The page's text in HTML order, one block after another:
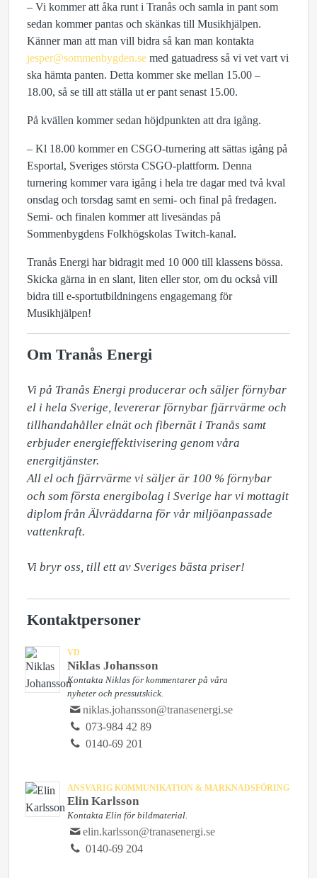
– Vi kommer att åka runt i Tranås och samla in pant som
sedan kommer pantas och skänkas till Musikhjälpen.
Känner man att man vill bidra så kan man kontakta
jesper@sommenbygden.se med gatuadress så vi vet vart vi
ska hämta panten. Detta kommer ske mellan 15.00 –
18.00, så se till att ställa ut er pant senast 15.00.
På kvällen kommer sedan höjdpunkten att dra igång.
– Kl 18.00 kommer en CSGO-turnering att sättas igång på
Esportal, Sveriges största CSGO-plattform. Denna
turnering kommer vara igång i hela tre dagar med två kval
onsdag och torsdag samt en semi- och final på fredagen.
Semi- och finalen kommer att livesändas på
Sommenbygdens Folkhögskolas Twitch-kanal.
Tranås Energi har bidragit med 10 000 till klassens bössa.
Skicka gärna in en slant, liten eller stor, om du också vill
bidra till e-sportutbildningens engagemang för
Musikhjälpen!
Om Tranås Energi
Vi på Tranås Energi producerar och säljer förnybar
el i hela Sverige, levererar förnybar fjärrvärme och
tillhandahåller elnät och fibernät i Tranås samt
erbjuder energieffektivisering genom våra
energitjänster.
All el och fjärrvärme vi säljer är 100 % förnybar
och som första energibolag i Sverige har vi mottagit
diplom från Älvräddarna för vår miljöanpassade
vattenkraft.
Vi bryr oss, till ett av Sveriges bästa priser!
Kontaktpersoner
VD
Niklas Johansson
Kontakta Niklas för kommentarer på våra
nyheter och pressutskick.
niklas.johansson@tranasenergi.se
073-984 42 89
0140-69 201
ANSVARIG KOMMUNIKATION & MARKNADSFÖRING
Elin Karlsson
Kontakta Elin för bildmaterial.
elin.karlsson@tranasenergi.se
0140-69 204